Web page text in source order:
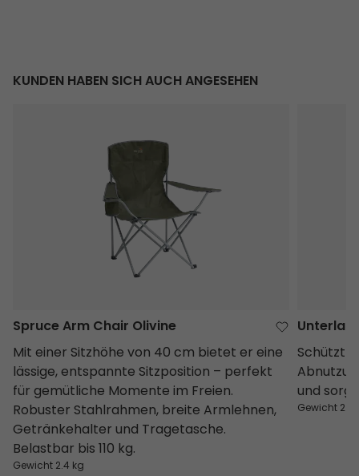
KUNDEN HABEN SICH AUCH ANGESEHEN
Spruce Arm Chair Olivine
Mit einer Sitzhöhe von 40 cm bietet er eine
lässige, entspannte Sitzposition – perfekt
für gemütliche Momente im Freien.
Robuster Stahlrahmen, breite Armlehnen,
Getränkehalter und Tragetasche.
Belastbar bis 110 kg.
Gewicht 2.4 kg
Schützt
und
Gewicht